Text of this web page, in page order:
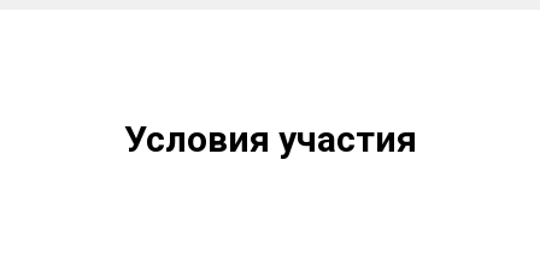
Условия участия